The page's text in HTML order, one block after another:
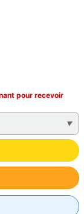
pour recevoir